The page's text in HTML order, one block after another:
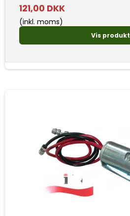
121,00 DKK
(inkl. moms)
Vis produkt